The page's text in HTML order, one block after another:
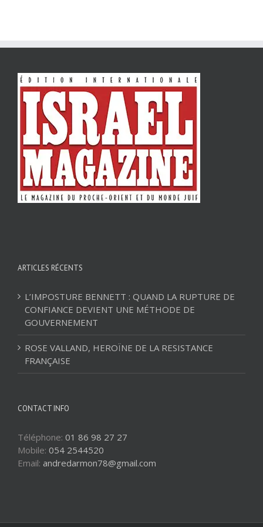
ARTICLES RÉCENTS
L’IMPOSTURE BENNETT : QUAND LA RUPTURE DE
CONFIANCE DEVIENT UNE MÉTHODE DE
GOUVERNEMENT
ROSE VALLAND, HEROÏNE DE LA RESISTANCE
FRANÇAISE
CONTACT INFO
Téléphone: 01 86 98 27 27
Mobile: 054 2544520
Email: andredarmon78@gmail.com